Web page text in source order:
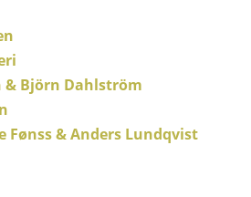
& Björn Dahlström
Fønss & Anders Lundqvist